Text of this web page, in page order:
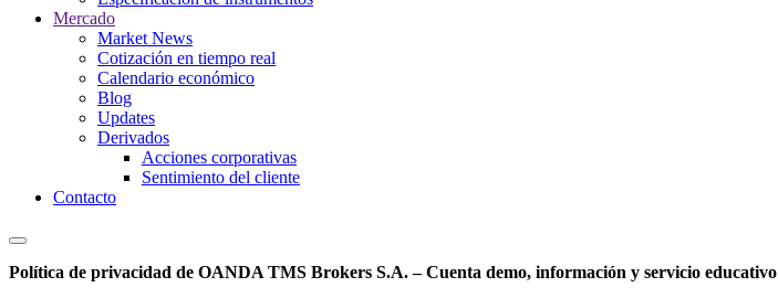
Mercado
Market News
Cotización en tiempo real
Calendario económico
Blog
Updates
Derivados
Acciones corporativas
Sentimiento del cliente
Contacto
Política de privacidad de OANDA TMS Brokers S.A. – Cuenta demo, información y servicio educativo